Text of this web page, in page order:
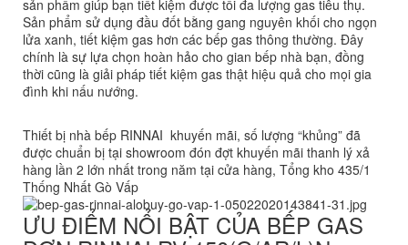
sản phẩm giúp bạn tiết kiệm được tối đa lượng gas tiêu thụ.
Sản phẩm sử dụng đầu đốt bằng gang nguyên khối cho ngọn
lửa xanh, tiết kiệm gas hơn các bếp gas thông thường. Đây
chính là sự lựa chọn hoàn hảo cho gian bếp nhà bạn, đồng
thời cũng là giải pháp tiết kiệm gas thật hiệu quả cho mọi gia
đình khi nấu nướng.
Thiết bị nhà bếp RINNAI khuyến mãi, số lượng “khủng” đã
được chuẩn bị tại showroom đón đợt khuyến mãi thanh lý xả
hàng lần 2 lớn nhất trong năm tại cửa hàng, Tổng kho 435/1
Thống Nhất Gò Vấp
ƯU ĐIỂM NỔI BẬT CỦA BẾP GAS